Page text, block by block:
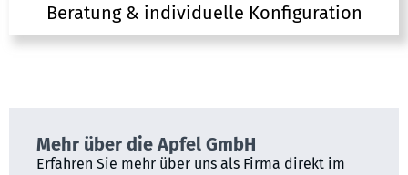
Beratung & individuelle Konfiguration
Mehr über die Apfel GmbH
Erfahren Sie mehr über uns als Firma direkt im